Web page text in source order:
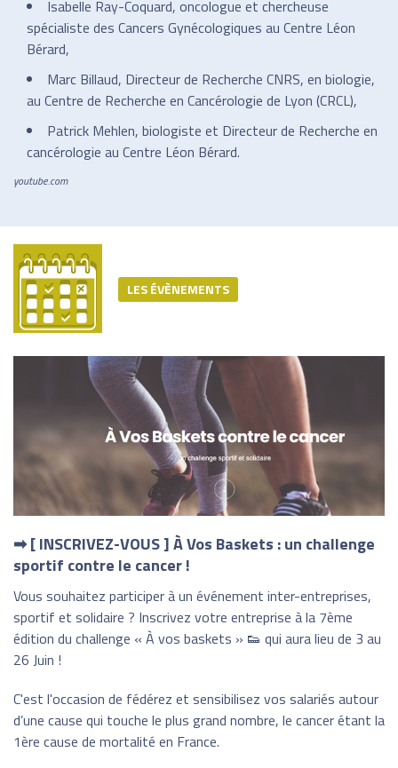
Isabelle Ray-Coquard, oncologue et chercheuse
spécialiste des Cancers Gynécologiques au Centre Léon
Bérard,
Marc Billaud, Directeur de Recherche CNRS, en biologie,
au Centre de Recherche en Cancérologie de Lyon (CRCL),
Patrick Mehlen, biologiste et Directeur de Recherche en
cancérologie au Centre Léon Bérard.
youtube.com
LES ÉVÈNEMENTS
➡ [ INSCRIVEZ-VOUS ] À Vos Baskets : un challenge
sportif contre le cancer !
Vous souhaitez participer à un événement inter-entreprises,
sportif et solidaire ? Inscrivez votre entreprise à la 7ème
édition du challenge « À vos baskets » 👟 qui aura lieu de 3 au
26 Juin !
C'est l'occasion de fédérez et sensibilisez vos salariés autour
d’une cause qui touche le plus grand nombre, le cancer étant la
1ère cause de mortalité en France.